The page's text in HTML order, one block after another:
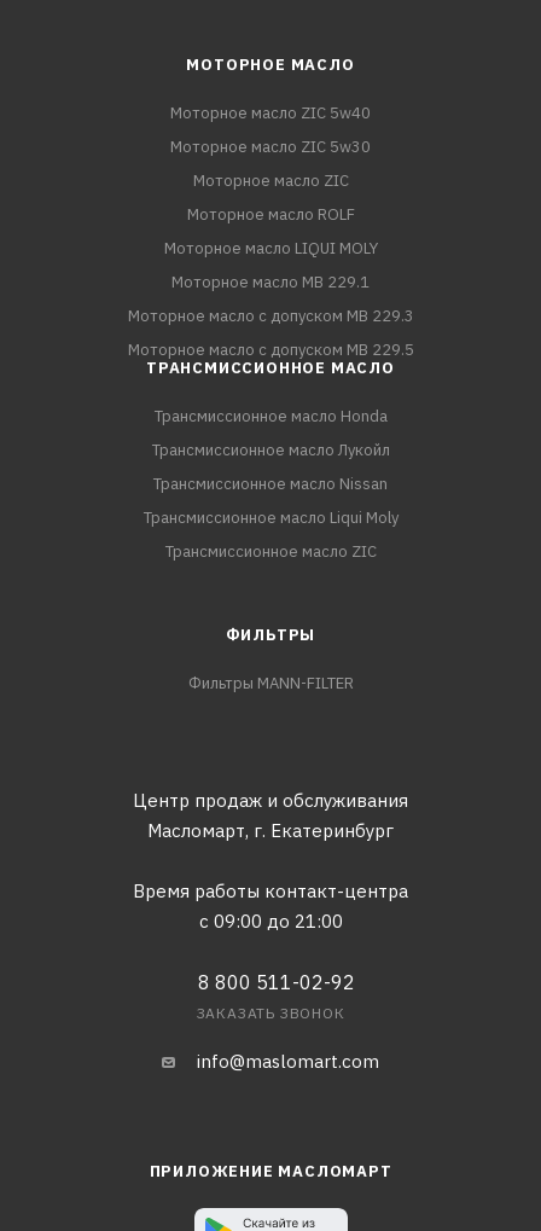
МОТОРНОЕ МАСЛО
Моторное масло ZIC 5w40
Моторное масло ZIC 5w30
Моторное масло ZIC
Моторное масло ROLF
Моторное масло LIQUI MOLY
Моторное масло MB 229.1
Моторное масло с допуском MB 229.3
Моторное масло с допуском MB 229.5
ТРАНСМИССИОННОЕ МАСЛО
Трансмиссионное масло Honda
Трансмиссионное масло Лукойл
Трансмиссионное масло Nissan
Трансмиссионное масло Liqui Moly
Трансмиссионное масло ZIC
ФИЛЬТРЫ
Фильтры MANN-FILTER
Центр продаж и обслуживания
Масломарт, г. Екатеринбург
Время работы контакт-центра
с 09:00 до 21:00
8 800 511-02-92
ЗАКАЗАТЬ ЗВОНОК
info@maslomart.com
ПРИЛОЖЕНИЕ МАСЛОМАРТ